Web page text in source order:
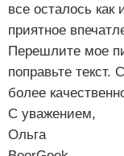
все осталось
приятное
Перешлите мое
поправьте текст.
более
С уважением,
Ольга